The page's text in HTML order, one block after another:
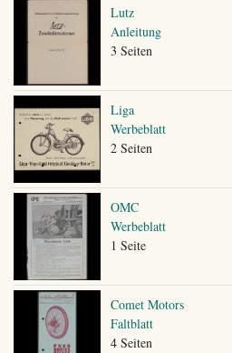
Lutz
Anleitung
3 Seiten
Liga
Werbeblatt
2 Seiten
OMC
Werbeblatt
1 Seite
Comet Motors
Faltblatt
4 Seiten